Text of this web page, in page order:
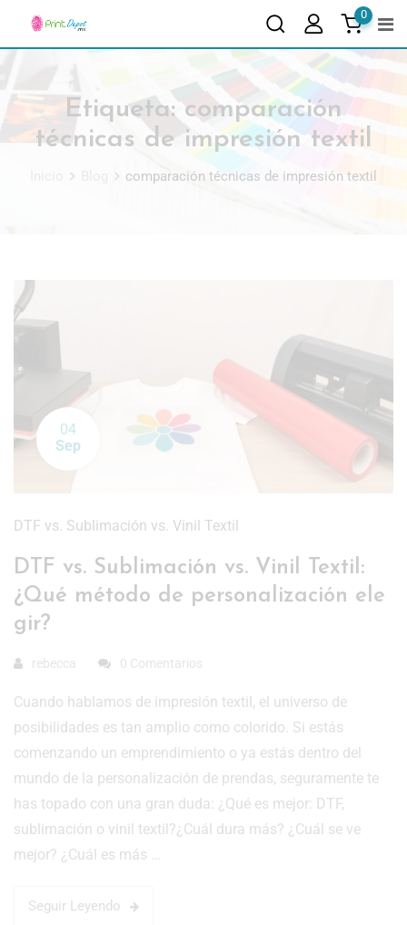
0
Etiqueta: comparación
técnicas de impresión textil
comparación técnicas de impresión textil
04
Sep
DTF vs. Sublimación vs. Vinil Textil
DTF vs. Sublimación vs. Vinil Textil:
¿Qué método de personalización ele
gir?
rebecca 0 Comentarios
Cuando hablamos de impresión textil, el universo de
posibilidades es tan amplio como colorido. Si estás
comenzando un emprendimiento o ya estás dentro del
mundo de la personalización de prendas, seguramente te
has topado con una gran duda: ¿Qué es mejor: DTF,
sublimación o vinil textil?¿Cuál dura más? ¿Cuál se ve
mejor? ¿Cuál es más …
Seguir Leyendo